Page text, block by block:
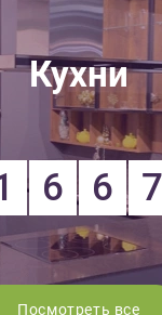
Кухни
6 6 7
Посмотреть все